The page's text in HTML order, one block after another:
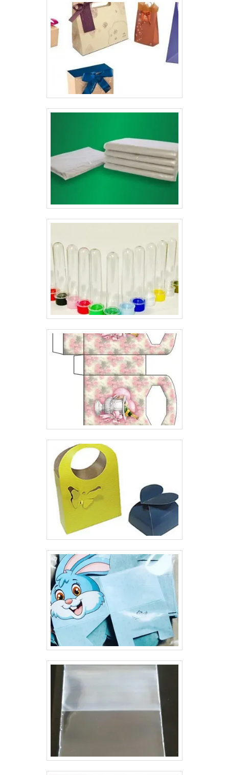
cliente vai identificar o produto logo na primeira visão,
facilitando a visualização e a sua tomada de
decisão.Detalhes das cartelas blisterAs empresas que
investem em comprar cartelas para blister conseguem
proteger os produtos com qualidade, além de ajudar na
divulgação. A proteção para os produtos é realizada por
meio da aplicação da embalagem plástica pré-
moldada, gerando uma reação física no contato com o
calor.Com o formato claro da cartela blister, será
técnicos;Acessibilidade para o consumidor.Conheça a
LyonsA Gráfica Lyons é uma empresa especialista na
produção de cartela de blister em formatos
personalizados para os seus clientes. Produzindo a
plástico em formato de bolha..